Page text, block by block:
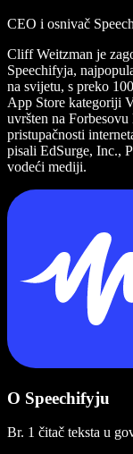
CEO i osnivač
Cliff Weitzman je
Speechifyja,
na svijetu, s preko
App Store kategoriji
uvršten na
pristupačnosti
pisali EdSurge, Inc.,
vodeći mediji.
O Speechifyju
Br. 1 čitač teksta u